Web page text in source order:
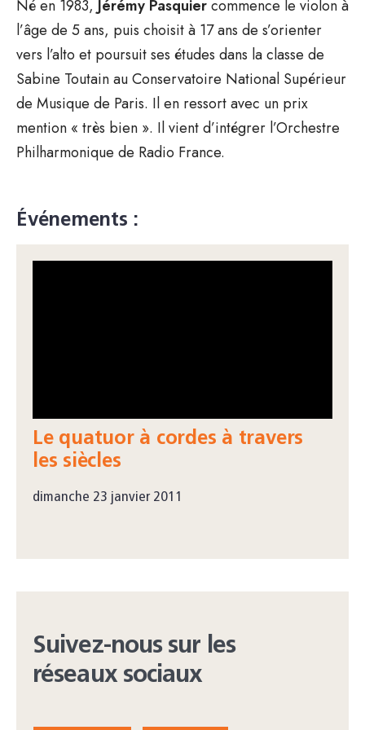
Né en 1983, Jérémy Pasquiercommence le violon à
l’âge de 5 ans, puis choisit à 17 ans de s’orienter
vers l’alto et poursuit ses études dans la classe de
Sabine Toutain au Conservatoire National Supérieur
de Musique de Paris. Il en ressort avec un prix
mention « très bien ». Il vient d’intégrer l’Orchestre
Philharmonique de Radio France.
Événements :
Le quatuor à cordes à travers
les siècles
dimanche 23 janvier 2011
Suivez-nous sur les
réseaux sociaux